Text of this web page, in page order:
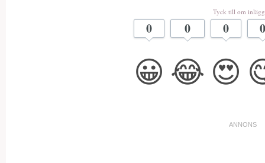
Tyck till om
0
😀
0
😂
0
😍
0